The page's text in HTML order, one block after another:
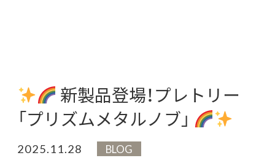
新製品登場！プレトリー
「プリズムメタルノブ」
2025.11.28 BLOG